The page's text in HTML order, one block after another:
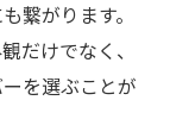
ンジ
た選び方
注意すべ
繋がります。
だけでなく、
を選ぶことが